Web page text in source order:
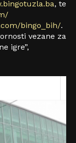
, te
bingo_bih/.
vezane za
igre”,